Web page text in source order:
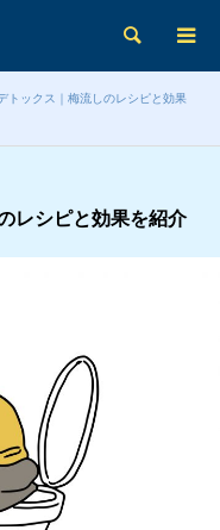
検索
トックス｜梅流しのレシピと効果
レシピと効果を紹介